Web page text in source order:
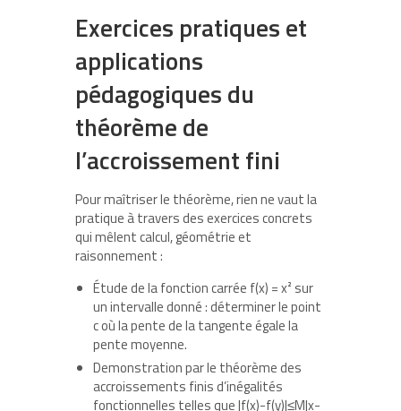
Exercices pratiques et
applications
pédagogiques du
théorème de
l’accroissement fini
Pour maîtriser le théorème, rien ne vaut la
pratique à travers des exercices concrets
qui mêlent calcul, géométrie et
raisonnement :
Étude de la fonction carrée f(x) = x² sur
un intervalle donné : déterminer le point
c où la pente de la tangente égale la
pente moyenne.
Demonstration par le théorème des
accroissements finis d’inégalités
fonctionnelles telles que |f(x)-f(y)|≤M|x-